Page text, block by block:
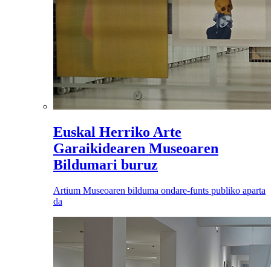
Euskal Herriko Arte
Garaikidearen Museoaren
Bildumari buruz
Artium Museoaren bilduma ondare-funts publiko aparta
da